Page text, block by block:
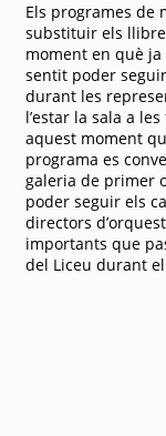
Els programes de
substituir els
moment en què
sentit poder seguir
durant les
l’estar la sala a
aquest moment
programa es
galeria de primer
poder seguir els
directors
importants que
del Liceu durant el